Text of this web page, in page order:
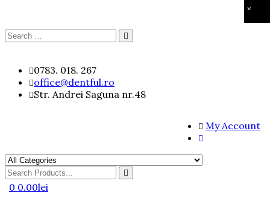
×
Search
content
0783. 018. 267
office@dentful.ro
Str. Andrei Saguna nr.48
My Account
Search
for
0 0.00lei